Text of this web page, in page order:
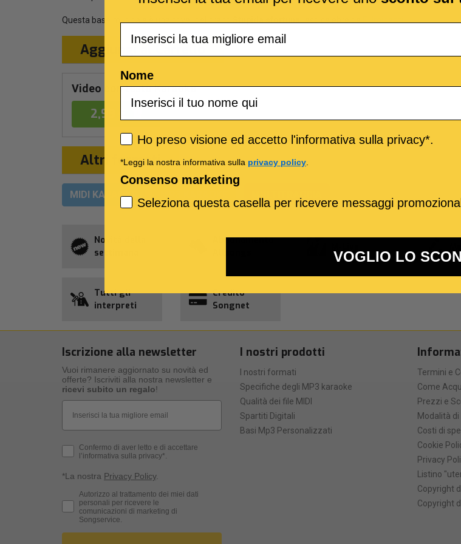
Questa base musicale è una cover del branoStupida sfortunareso celebre daFulminacci
Aggiungi al Carrello
Video con testo Karaoke
2,99 €
Altri formati
MIDI KARAOKE
Novità della
settimana
Abbonamento
Tutti gli
interpreti
Credito
Songnet
Iscrizione alla newsletter
Vuoi rimanere aggiornato su novità ed
offerte? Iscriviti alla nostra newsletter e
ricevi subito un regalo!
Privacy Policy
Confermo di aver letto e di accettare
l’informativa sulla privacy*.
*La nostra Privacy Policy.
Consenso Marketing
Autorizzo al trattamento dei miei dati
personali per ricevere le
comunicazioni di marketing di
Songservice.
I nostri prodotti
I nostri formati
Specifiche degli MP3 karaoke
Qualità dei file MIDI
Spartiti Digitali
Basi Mp3 Personalizzati
Termini e
Come
Prezzi e
Modalità
Costi di
Cookie
Privacy
Listino
Copyright
Copyright
Nome
Privacy policy
Ho preso visione ed accetto l'informativa sulla privacy*.
*Leggi la nostra informativa sulla privacy policy
Consenso marketing
Seleziona questa casella per ricevere messaggi
VOGLIO LO